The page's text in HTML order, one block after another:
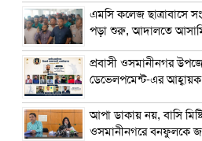
এম‌সি কলেজ ছাত্রাবাসে
পড়া শুরু, আদালতে
প্রবাসী ওসমানীনগর
ডেভেলপমেন্ট-এর
আপা ডাকায় নয়, বাসি
ওসমানীনগরে বনফুলকে